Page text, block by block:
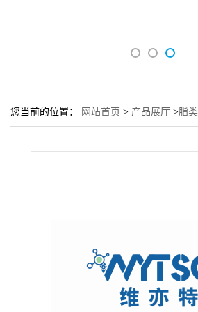
您当前的位置： 网站首页 > 产品展厅 >脂类